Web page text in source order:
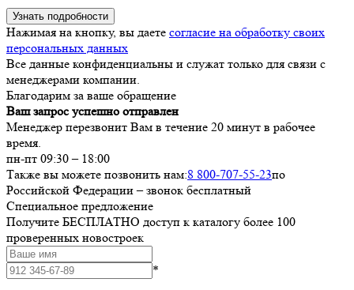
Узнать подробности
Нажимая на кнопку, вы даете согласие на обработку своих
персональных данных
Все данные конфиденциальны и служат только для связи с
менеджерами компании.
Благодарим за ваше обращение
Ваш запрос успешно отправлен
Менеджер перезвонит Вам в течение 20 минут в рабочее
время.
пн-пт 09:30 – 18:00
Также вы можете позвонить нам:8 800-707-55-23по
Российской Федерации – звонок бесплатный
Специальное предложение
Получите БЕСПЛАТНО доступ к каталогу более 100
проверенных новостроек
*